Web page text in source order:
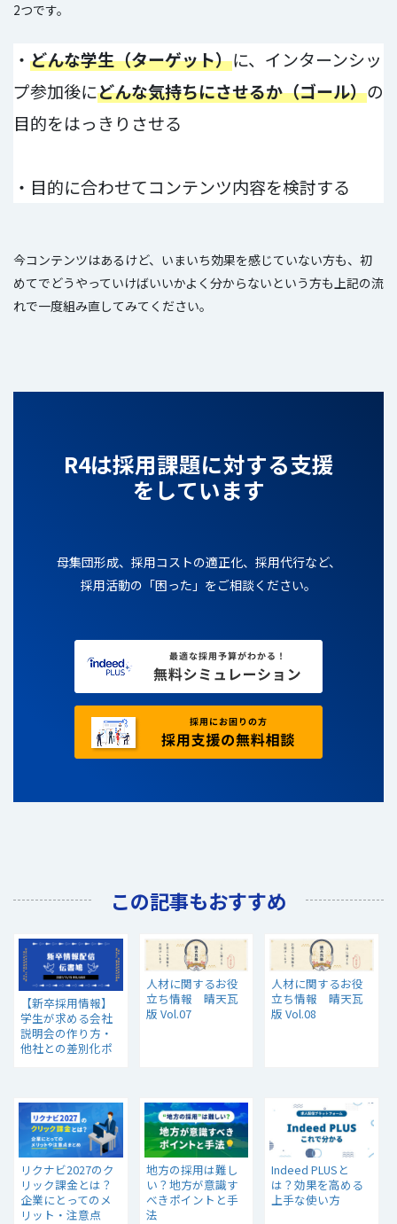
2つです。
・ どんな学生（ターゲット）に、インターンシッ
プ参加後にどんな気持ちにさせるか（ゴール）の
目的をはっきりさせる
・目的に合わせてコンテンツ内容を検討する
今コンテンツはあるけど、いまいち効果を感じていない方も、初
めてでどうやっていけばいいかよく分からないという方も上記の流
れで一度組み直してみてください。
R4は採用課題に対する支援
をしています
母集団形成、採用コストの適正化、採用代行など、
採用活動の「困った」をご相談ください。
この記事もおすすめ
【新卒採用情報】
学生が求める会社
説明会の作り方・
他社との差別化ポ
人材に関するお役
立ち情報 晴天瓦
版 Vol.07
人材に関するお役
立ち情報 晴天瓦
版 Vol.08
リクナビ2027のク
リック課金とは？
企業にとってのメ
リット・注意点
地方の採用は難し
い？地方が意識す
べきポイントと手
法
Indeed PLUSと
は？効果を高める
上手な使い方